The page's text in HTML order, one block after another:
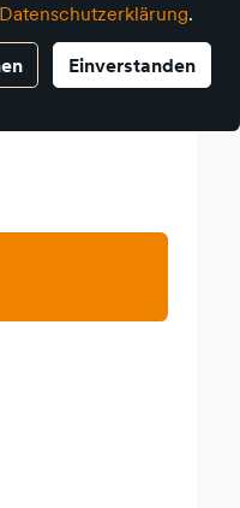
Datenschutzerklärung.
Einverstanden